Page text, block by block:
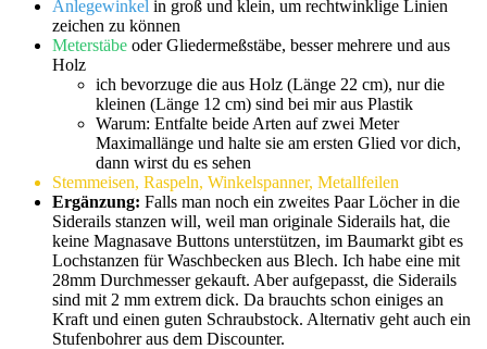
Anlegewinkel in groß und klein, um rechtwinklige Linien
zeichen zu können
Meterstäbe oder Gliedermeßstäbe, besser mehrere und aus
Holz
ich bevorzuge die aus Holz (Länge 22 cm), nur die
kleinen (Länge 12 cm) sind bei mir aus Plastik
Warum: Entfalte beide Arten auf zwei Meter
Maximallänge und halte sie am ersten Glied vor dich,
dann wirst du es sehen
Stemmeisen, Raspeln, Winkelspanner, Metallfeilen
Ergänzung: Falls man noch ein zweites Paar Löcher in die
Siderails stanzen will, weil man originale Siderails hat, die
keine Magnasave Buttons unterstützen, im Baumarkt gibt es
Lochstanzen für Waschbecken aus Blech. Ich habe eine mit
28mm Durchmesser gekauft. Aber aufgepasst, die Siderails
sind mit 2 mm extrem dick. Da brauchts schon einiges an
Kraft und einen guten Schraubstock. Alternativ geht auch ein
Stufenbohrer aus dem Discounter.